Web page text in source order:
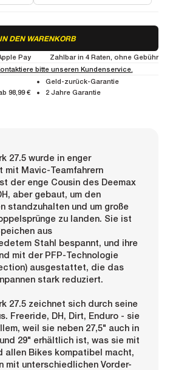
IN DEN WARENKORB
Zahlbar in 4 Raten, ohne Gebühr
bitte unseren Kundenservice.
Geld-zurück-Garantie
98,99 €
2 Jahre Garantie
27.5 wurde in enger
mit Mavic-Teamfahrern
der enge Cousin des Deemax
aber gebaut, um den
standzuhalten und um große
zu landen. Sie ist
aus
Stahl bespannt, und ihre
mit der PFP-Technologie
ausgestattet, die das
stark reduziert.
27.5 zeichnet sich durch seine
Freeride, DH, Dirt, Enduro - sie
weil sie neben 27,5" auch in
29" erhältlich ist, was sie mit
allen Bikes kompatibel macht,
mit unterschiedlichen Vorder-